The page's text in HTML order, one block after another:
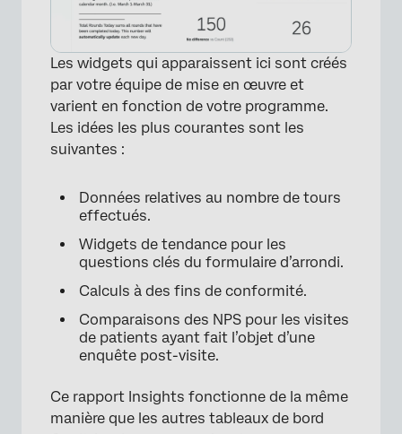
×
Les widgets qui apparaissent ici sont créés
par votre équipe de mise en œuvre et
varient en fonction de votre programme.
Les idées les plus courantes sont les
suivantes :
Données relatives au nombre de tours
effectués.
Widgets de tendance pour les
questions clés du formulaire d’arrondi.
Calculs à des fins de conformité.
Comparaisons des NPS pour les visites
de patients ayant fait l’objet d’une
enquête post-visite.
Ce rapport Insights fonctionne de la même
manière que les autres tableaux de bord